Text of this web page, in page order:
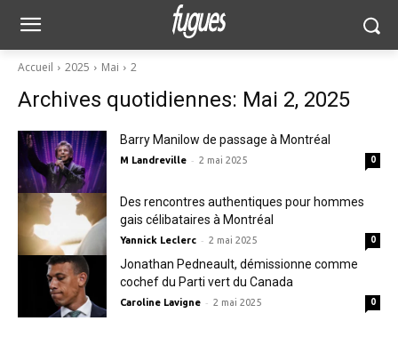
Accueil 2025 Mai 2
Archives quotidiennes: Mai 2, 2025
Barry Manilow de passage à Montréal
M Landreville - 2 mai 2025 0
Des rencontres authentiques pour hommes
gais célibataires à Montréal
Yannick Leclerc - 2 mai 2025 0
Jonathan Pedneault, démissionne comme
cochef du Parti vert du Canada
Caroline Lavigne - 2 mai 2025 0